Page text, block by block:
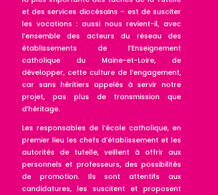
et des services diocésains – est de susciter
les vocations : aussi nous revient-il, avec
l’ensemble des acteurs du réseau des
établissements de l’Enseignement
catholique du Maine-et-Loire, de
développer, cette culture de l’engagement,
car sans héritiers appelés à servir notre
projet, pas plus de transmission que
d’héritage.
Les responsables de l’école catholique, en
premier lieu les chefs d’établissement et les
autorités de tutelle, veillent à offrir aux
personnels et professeurs, des possibilités
de promotion. Ils sont attentifs aux
candidatures, les suscitent et proposent